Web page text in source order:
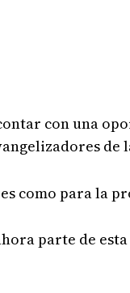
con una
de
como para la
parte de